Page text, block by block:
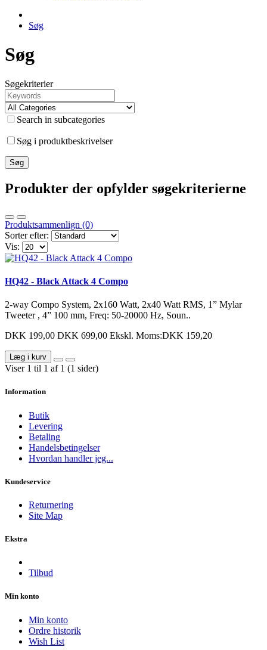
Søg
Søg
Søgekriterier
Search in subcategories
Søg i produktbeskrivelser
Produkter der opfylder søgekriterierne
Produktsammenlign (0)
Sorter efter:
Vis:
HQ42 - Black Attack 4 Compo
2-way Compo System, 2x160 Watt, 2x40 Watt RMS, 1” Mylar
Tweeter , 4” 100 mm, Freq: 50-20000 Hz, Soun..
DKK 199,00 DKK 699,00 Ekskl. Moms:DKK 159,20
Læg i kurv
Viser 1 til 1 af 1 (1 sider)
Information
Butik
Levering
Betaling
Handelsbetingelser
Hvordan handler jeg...
Kundeservice
Returnering
Site Map
Ekstra
Tilbud
Min konto
Min konto
Ordre historik
Wish List